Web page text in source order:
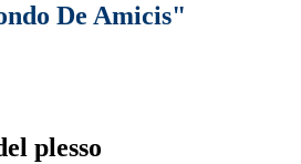
De Amicis"
plesso